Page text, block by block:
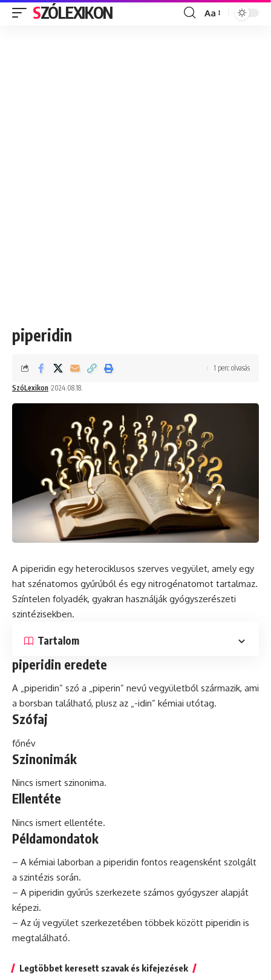
SZÓLEXIKON
Font
Aa
piperidin
SzóLexikon 2024.08.18.
1 perc olvasás
A piperidin egy heterociklusos szerves vegyület, amely egy
hat szénatomos gyűrűből és egy nitrogénatomot tartalmaz.
Színtelen folyadék, gyakran használják gyógyszerészeti
szintézisekben.
Tartalom
piperidin eredete
A „piperidin” szó a „piperin” nevű vegyületből származik, ami
a borsban található, plusz az „-idin” kémiai utótag.
Szófaj
főnév
Szinonimák
Nincs ismert szinonima.
Ellentéte
Nincs ismert ellentéte.
Példamondatok
– A kémiai laborban a piperidin fontos reagensként szolgált
a szintézis során.
– A piperidin gyűrűs szerkezete számos gyógyszer alapját
képezi.
– Az új vegyület szerkezetében többek között piperidin is
megtalálható.
Legtöbbet keresett szavak és kifejezések